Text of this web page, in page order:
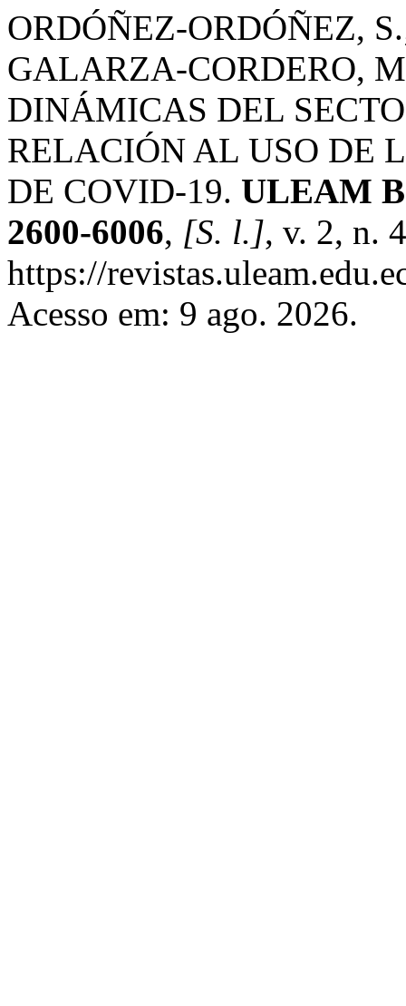
ORDÓÑEZ-ORDÓÑEZ,
GALARZA-CORDERO,
DINÁMICAS DEL
RELACIÓN AL USO DE
DE COVID-19. ULEAM
2600-6006, [S. l.], v. 2, n.
https://
Acesso em: 9 ago. 2026.